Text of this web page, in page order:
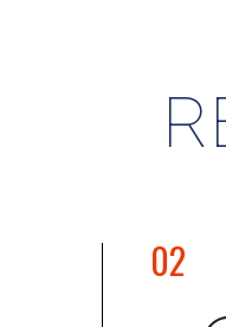
02